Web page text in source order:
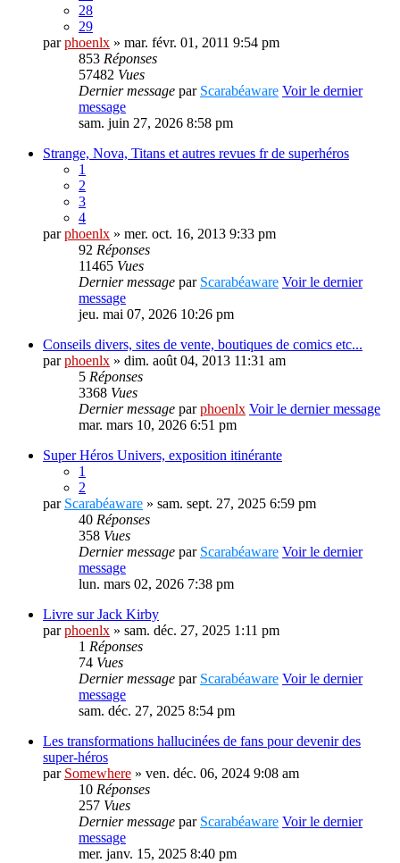
28
29
parphoenlx » mar. févr. 01, 2011 9:54 pm
853 Réponses
57482 Vues
Dernier message par Scarabéaware Voir le dernier
message
sam. juin 27, 2026 8:58 pm
Strange, Nova, Titans et autres revues fr de superhéros
1
2
3
4
parphoenlx » mer. oct. 16, 2013 9:33 pm
92 Réponses
11465 Vues
Dernier message par Scarabéaware Voir le dernier
message
jeu. mai 07, 2026 10:26 pm
Conseils divers, sites de vente, boutiques de comics etc...
parphoenlx » dim. août 04, 2013 11:31 am
5 Réponses
3368 Vues
Dernier message parphoenlx Voir le dernier message
mar. mars 10, 2026 6:51 pm
Super Héros Univers, exposition itinérante
1
2
par Scarabéaware » sam. sept. 27, 2025 6:59 pm
40 Réponses
358 Vues
Dernier message par Scarabéaware Voir le dernier
message
lun. mars 02, 2026 7:38 pm
Livre sur Jack Kirby
parphoenlx » sam. déc. 27, 2025 1:11 pm
1 Réponses
74 Vues
Dernier message par Scarabéaware Voir le dernier
message
sam. déc. 27, 2025 8:54 pm
Les transformations hallucinées de fans pour devenir des
super-héros
par Somewhere » ven. déc. 06, 2024 9:08 am
10 Réponses
257 Vues
Dernier message par Scarabéaware Voir le dernier
message
mer. janv. 15, 2025 8:40 pm